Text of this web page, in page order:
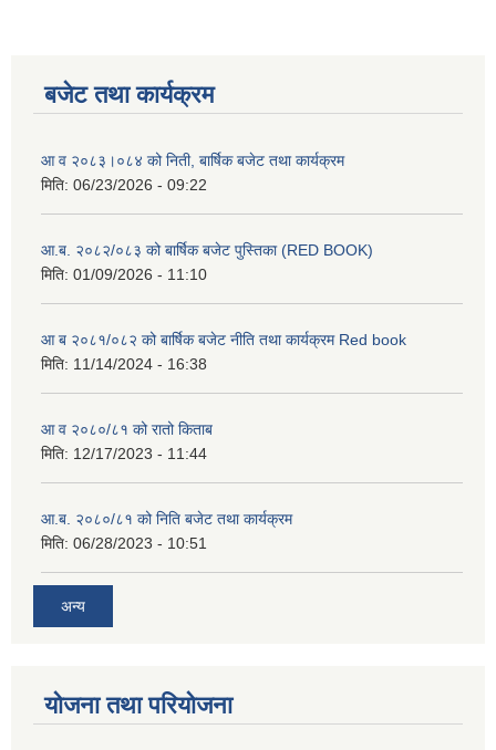
बजेट तथा कार्यक्रम
आ व २०८३।०८४ को निती, बार्षिक बजेट तथा कार्यक्रम
मिति: 06/23/2026 - 09:22
आ.ब. २०८२/०८३ को बार्षिक बजेट पुस्तिका (RED BOOK)
मिति: 01/09/2026 - 11:10
आ ब २०८१/०८२ को बार्षिक बजेट नीति तथा कार्यक्रम Red book
मिति: 11/14/2024 - 16:38
आ व २०८०/८१ को रातो किताब
मिति: 12/17/2023 - 11:44
आ.ब. २०८०/८१ को निति बजेट तथा कार्यक्रम
मिति: 06/28/2023 - 10:51
अन्य
योजना तथा परियोजना